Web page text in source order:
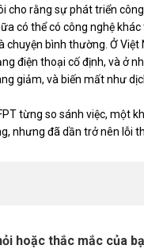
cho rằng sự phát triển
có thể có công nghệ
chuyện bình thường. Ở
điện thoại cố định, và ở
giảm, và biến mất như
từng so sánh việc, một
nhưng đã dần trở nên lỗi
hoặc thắc mắc của